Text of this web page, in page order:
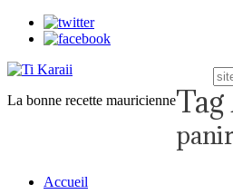
La bonne recette mauricienne
panir
Accueil